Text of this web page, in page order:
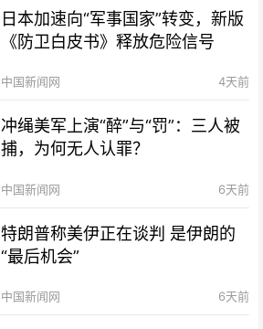
日本加速向“军事国家”转变，新版
《防卫白皮书》释放危险信号
中国新闻网 4天前
冲绳美军上演“醉”与“罚”：三人被
捕，为何无人认罪？
中国新闻网 6天前
特朗普称美伊正在谈判 是伊朗的
“最后机会”
中国新闻网 6天前